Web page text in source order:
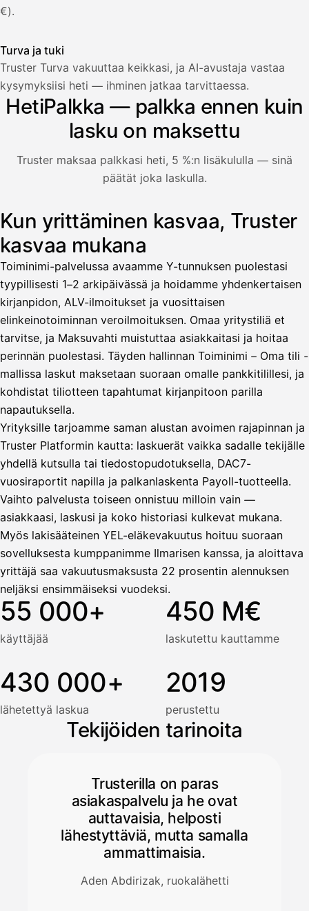
€).
Turva ja tuki
Truster Turva vakuuttaa keikkasi, ja AI-avustaja vastaa
kysymyksiisi heti — ihminen jatkaa tarvittaessa.
HetiPalkka — palkka ennen kuin
lasku on maksettu
Truster maksaa palkkasi heti, 5 %:n lisäkululla — sinä
päätät joka laskulla.
Kuvitus: käyttäjä nostaa palkan laskusta, jota asiakas ei
Palkka
Lasku · Acme Oy
Odottaa maksua
Nosta palkkaa
Bruttopalkka
Ennakonpidätys
HetiPalkka
Ennen laskun maksua
Vahvista
Palkka maksussa
Kun yrittäminen kasvaa, Truster
kasvaa mukana
Toiminimi-palvelussa avaamme Y-tunnuksen puolestasi
tyypillisesti 1–2 arkipäivässä ja hoidamme yhdenkertaisen
kirjanpidon, ALV-ilmoitukset ja vuosittaisen
elinkeinotoiminnan veroilmoituksen. Omaa yritystiliä et
tarvitse, ja Maksuvahti muistuttaa asiakkaitasi ja hoitaa
perinnän puolestasi. Täyden hallinnan Toiminimi – Oma tili -
mallissa laskut maksetaan suoraan omalle pankkitilillesi, ja
kohdistat tiliotteen tapahtumat kirjanpitoon parilla
napautuksella.
Yrityksille tarjoamme saman alustan avoimen rajapinnan ja
Truster Platformin kautta: laskuerät vaikka sadalle tekijälle
yhdellä kutsulla tai tiedostopudotuksella, DAC7-
vuosiraportit napilla ja palkanlaskenta Payoll-tuotteella.
Vaihto palvelusta toiseen onnistuu milloin vain —
asiakkaasi, laskusi ja koko historiasi kulkevat mukana.
Myös lakisääteinen YEL-eläkevakuutus hoituu suoraan
sovelluksesta kumppanimme Ilmarisen kanssa, ja aloittava
yrittäjä saa vakuutusmaksusta 22 prosentin alennuksen
neljäksi ensimmäiseksi vuodeksi.
55 000+
käyttäjää
450 M€
laskutettu kauttamme
430 000+
lähetettyä laskua
2019
perustettu
Tekijöiden tarinoita
Trusterilla on paras
asiakaspalvelu ja he ovat
auttavaisia, helposti
lähestyttäviä, mutta samalla
ammattimaisia.
Aden Abdirizak, ruokalähetti